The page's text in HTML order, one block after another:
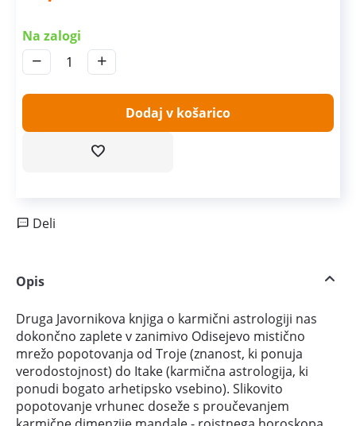
Na zalogi
+
−
Dodaj v košarico
Deli
Opis
Druga Javornikova knjiga o karmični astrologiji nas
dokončno zaplete v zanimivo Odisejevo mistično
mrežo popotovanja od Troje (znanost, ki ponuja
verodostojnost) do Itake (karmična astrologija, ki
ponudi bogato arhetipsko vsebino). Slikovito
popotovanje vrhunec doseže s proučevanjem